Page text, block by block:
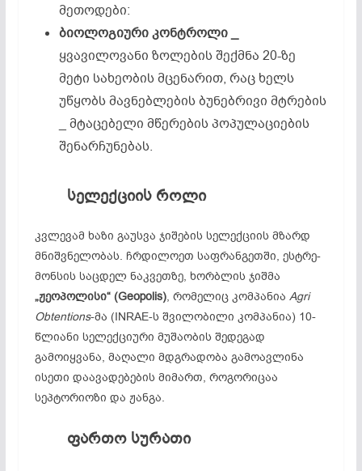
მეთოდები:
ბიოლოგიურიკონტროლი_
ყვავილოვანი ზოლების შექმნა 20-ზე
მეტი სახეობის მცენარით, რაც ხელს
უწყობს მავნებლების ბუნებრივი მტრების
_ მტაცებელი მწერების პოპულაციების
შენარჩუნებას.
სელექციის როლი
კვლევამ ხაზი გაუსვა ჯიშების სელექციის მზარდ
მნიშვნელობას. ჩრდილოეთ საფრანგეთში, ესტრე-
მონსის საცდელ ნაკვეთზე, ხორბლის ჯიშმა
„ჟეოპოლისი“ (Geopolis), რომელიც კომპანია Agri
Obtentions-მა (INRAE-ს შვილობილი კომპანია) 10-
წლიანი სელექციური მუშაობის შედეგად
გამოიყვანა, მაღალი მდგრადობა გამოავლინა
ისეთი დაავადებების მიმართ, როგორიცაა
სეპტორიოზი და ჟანგა.
ფართო სურათი